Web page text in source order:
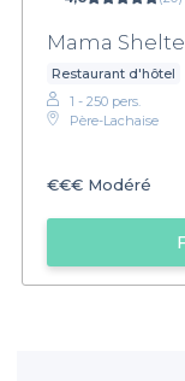
Mama
Restaurant d'hôtel
1 - 250 pers.
Père-Lachaise
€€€ Modéré